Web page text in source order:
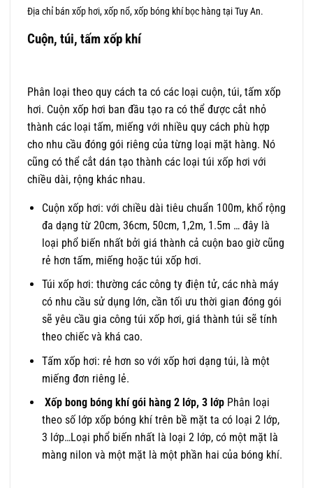
Địa chỉ bán xốp hơi, xốp nổ, xốp bóng khí bọc hàng tại Tuy An.
Cuộn, túi, tấm xốp khí
Phân loại theo quy cách ta có các loại cuộn, túi, tấm xốp
hơi. Cuộn xốp hơi ban đầu tạo ra có thể được cắt nhỏ
thành các loại tấm, miếng với nhiều quy cách phù hợp
cho nhu cầu đóng gói riêng của từng loại mặt hàng. Nó
cũng có thể cắt dán tạo thành các loại túi xốp hơi với
chiều dài, rộng khác nhau.
Cuộn xốp hơi: với chiều dài tiêu chuẩn 100m, khổ rộng
đa dạng từ 20cm, 36cm, 50cm, 1,2m, 1.5m … đây là
loại phổ biến nhất bởi giá thành cả cuộn bao giờ cũng
rẻ hơn tấm, miếng hoặc túi xốp hơi.
Túi xốp hơi: thường các công ty điện tử, các nhà máy
có nhu cầu sử dụng lớn, cần tối ưu thời gian đóng gói
sẽ yêu cầu gia công túi xốp hơi, giá thành túi sẽ tính
theo chiếc và khá cao.
Tấm xốp hơi: rẻ hơn so với xốp hơi dạng túi, là một
miếng đơn riêng lẻ.
Xốp bong bóng khí gói hàng 2 lớp, 3 lớp Phân loại
theo số lớp xốp bóng khí trên bề mặt ta có loại 2 lớp,
3 lớp…Loại phổ biến nhất là loại 2 lớp, có một mặt là
màng nilon và một mặt là một phần hai của bóng khí.